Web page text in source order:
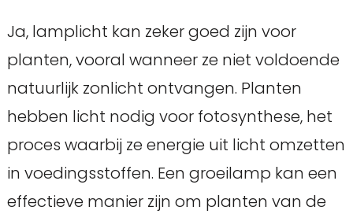
Ja, lamplicht kan zeker goed zijn voor
planten, vooral wanneer ze niet voldoende
natuurlijk zonlicht ontvangen. Planten
hebben licht nodig voor fotosynthese, het
proces waarbij ze energie uit licht omzetten
in voedingsstoffen. Een groeilamp kan een
effectieve manier zijn om planten van de